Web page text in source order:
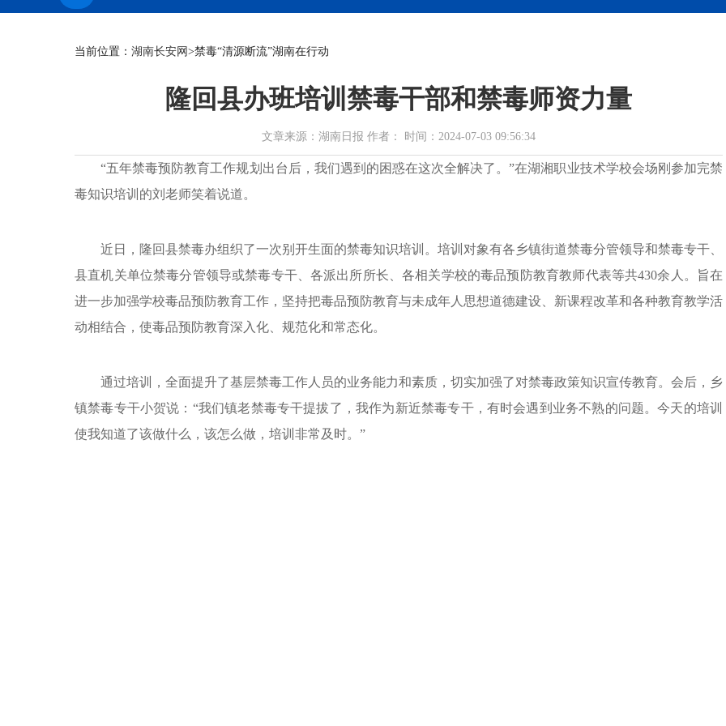
当前位置： 湖南长安网 >禁毒“清源断流”湖南在行动
隆回县办班培训禁毒干部和禁毒师资力量
文章来源：湖南日报 作者： 时间：2024-07-03 09:56:34
“五年禁毒预防教育工作规划出台后，我们遇到的困惑在这次全解决了。”在湖湘职业技术学校会场刚参加完禁
毒知识培训的刘老师笑着说道。
近日，隆回县禁毒办组织了一次别开生面的禁毒知识培训。培训对象有各乡镇街道禁毒分管领导和禁毒专干、
县直机关单位禁毒分管领导或禁毒专干、各派出所所长、各相关学校的毒品预防教育教师代表等共430余人。旨在
进一步加强学校毒品预防教育工作，坚持把毒品预防教育与未成年人思想道德建设、新课程改革和各种教育教学活
动相结合，使毒品预防教育深入化、规范化和常态化。
通过培训，全面提升了基层禁毒工作人员的业务能力和素质，切实加强了对禁毒政策知识宣传教育。会后，乡
镇禁毒专干小贺说：“我们镇老禁毒专干提拔了，我作为新近禁毒专干，有时会遇到业务不熟的问题。今天的培训
使我知道了该做什么，该怎么做，培训非常及时。”